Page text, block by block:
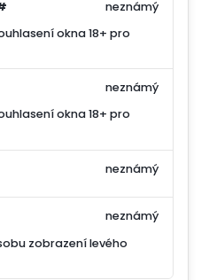
okna 18+ pro
neznámý
okna 18+ pro
neznámý
neznámý
zobrazení levého
neznámý